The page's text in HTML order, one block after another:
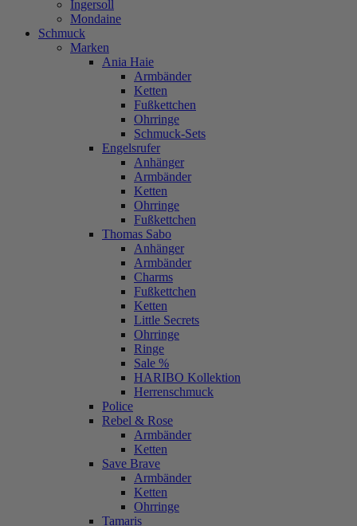
Ingersoll
Mondaine
Schmuck
Marken
Ania Haie
Armbänder
Ketten
Fußkettchen
Ohrringe
Schmuck-Sets
Engelsrufer
Anhänger
Armbänder
Ketten
Ohrringe
Fußkettchen
Thomas Sabo
Anhänger
Armbänder
Charms
Fußkettchen
Ketten
Little Secrets
Ohrringe
Ringe
Sale %
HARIBO Kollektion
Herrenschmuck
Police
Rebel & Rose
Armbänder
Ketten
Save Brave
Armbänder
Ketten
Ohrringe
Tamaris